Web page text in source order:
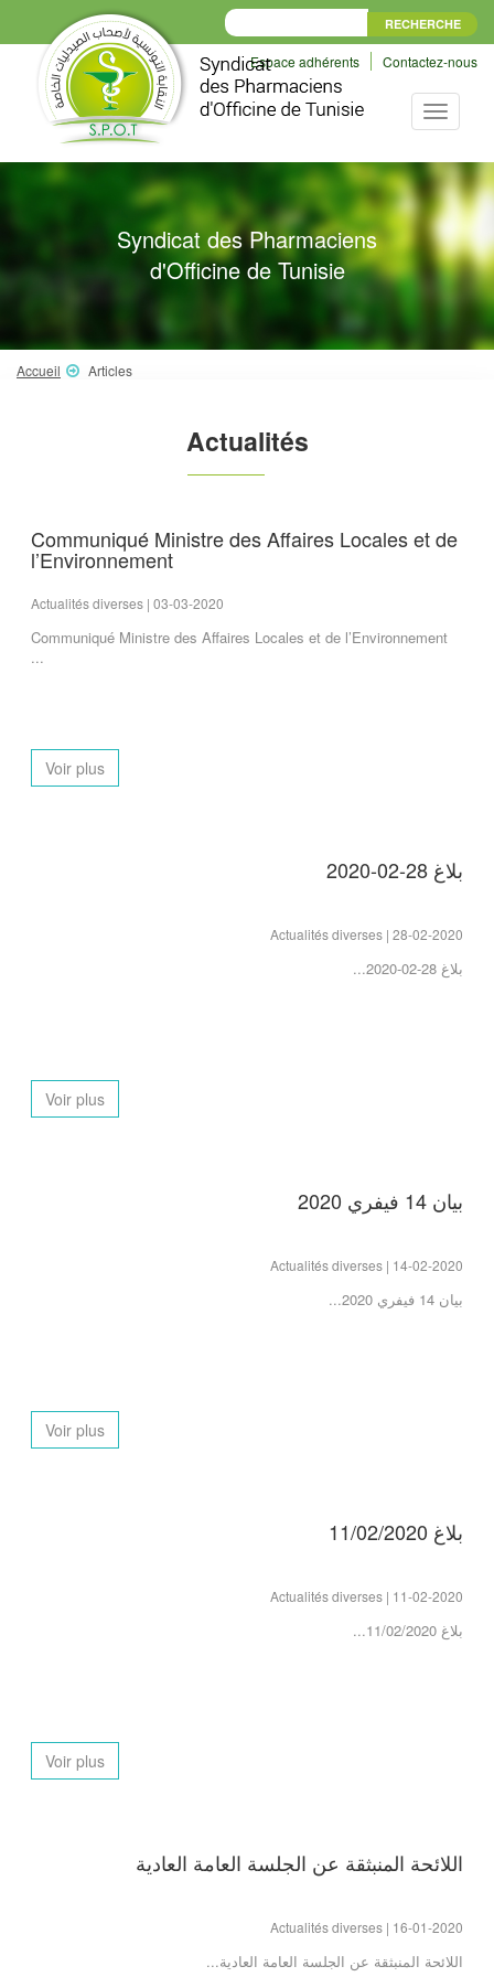
Espace adhérents Contactez-nous
Toggle
Syndicat des Pharmaciens
d'Officine de Tunisie
Accueil Articles
Actualités
Communiqué Ministre des Affaires Locales et de
l’Environnement
Actualités diverses | 03-03-2020
Communiqué Ministre des Affaires Locales et de l’Environnement
...
Voir plus
بلاغ 28-02-2020
Actualités diverses | 28-02-2020
بلاغ 28-02-2020...
Voir plus
بيان 14 فيفري 2020
Actualités diverses | 14-02-2020
بيان 14 فيفري 2020...
Voir plus
بلاغ 11/02/2020
Actualités diverses | 11-02-2020
بلاغ 11/02/2020...
Voir plus
اللائحة المنبثقة عن الجلسة العامة العادية
Actualités diverses | 16-01-2020
اللائحة المنبثقة عن الجلسة العامة العادية...